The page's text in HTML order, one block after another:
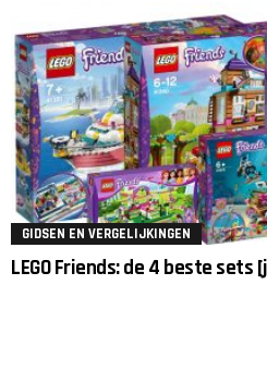
GIDSEN EN VERGELIJKINGEN
LEGO Friends: de 4 beste